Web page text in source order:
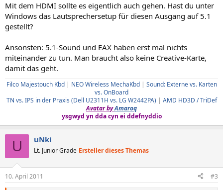
Mit dem HDMI sollte es eigentlich auch gehen. Hast du unter
Windows das Lautsprechersetup für diesen Ausgang auf 5.1
gestellt?
Ansonsten: 5.1-Sound und EAX haben erst mal nichts
miteinander zu tun. Man braucht also keine Creative-Karte,
damit das geht.
Filco Majestouch Kbd| NEO Wireless MechaKbd| Sound: Externe vs. Karten
vs. OnBoard
TN vs. IPS in der Praxis (Dell U2311H vs. LG W2442PA) | AMD HD3D / TriDef
Avatar byAmaroq
ysgwyd yn dda cyn ei ddefnyddio
U uNki
Lt. Junior Grade Ersteller dieses Themas
10. April 2011 #3